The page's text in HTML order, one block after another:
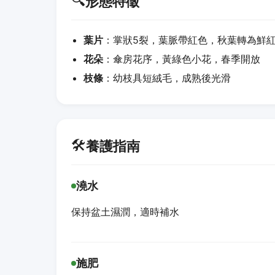
葉片 ：掌狀5裂，葉脈帶紅色，秋葉轉為鮮
花朵 ：傘房花序，黃綠色小花，春季開放
枝條 ：幼枝具短絨毛，成熟後光滑
🛠️養護指南
澆水
保持盆土濕潤，適時補水
施肥